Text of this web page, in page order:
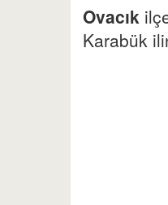
Ovacık
Karabük